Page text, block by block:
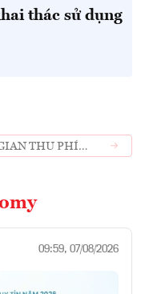
thác sử dụng
THU PHÍ
09:59, 07/08/2026